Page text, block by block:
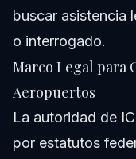
buscar asistencia
o interrogado.
Marco Legal para
Aeropuertos
La autoridad de
por estatutos